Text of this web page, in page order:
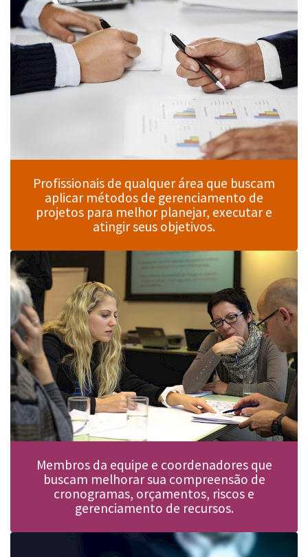
Profissionais de qualquer área que buscam
aplicar métodos de gerenciamento de
projetos para melhor planejar, executar e
atingir seus objetivos.
Membros da equipe e coordenadores que
buscam melhorar sua compreensão de
cronogramas, orçamentos, riscos e
gerenciamento de recursos.